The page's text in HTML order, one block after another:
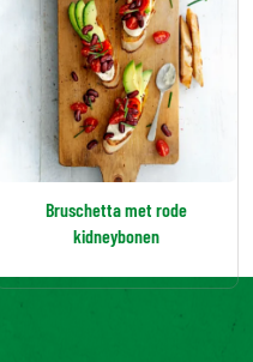
Bruschetta met rode
kidneybonen